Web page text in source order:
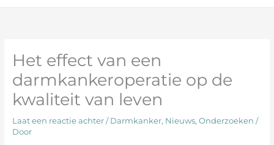
Het effect van een
darmkankeroperatie op de
kwaliteit van leven
Laat een reactie achter / Darmkanker, Nieuws, Onderzoeken /
Door